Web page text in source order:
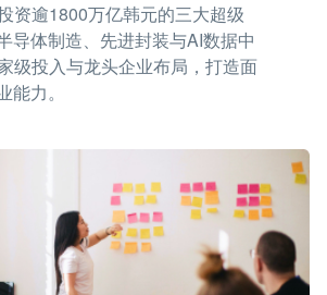
资逾1800万亿韩元的三大超级
导体制造、先进封装与AI数据中
级投入与龙头企业布局，打造面
力。